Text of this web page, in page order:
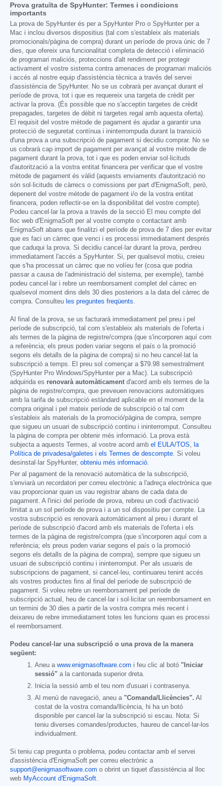
Prova gratuïta de SpyHunter: Termes i condicions
importants
La prova de SpyHunter és per a SpyHunter Pro o SpyHunter per a
Mac i inclou diversos dispositius (tal com s'estableix als materials
promocionals/pàgina de compra) durant un període de prova únic de 7
dies, que ofereix una funcionalitat completa de detecció i eliminació
de programari maliciós, proteccions d'alt rendiment per protegir
activament el vostre sistema contra amenaces de programari maliciós
i accés al nostre equip d'assistència tècnica a través del servei
d'assistència de SpyHunter. No se us cobrarà per avançat durant el
període de prova, tot i que es requereix una targeta de crèdit per
activar la prova. (És possible que no s'acceptin targetes de crèdit
prepagades, targetes de dèbit ni targetes regal amb aquesta oferta).
El requisit del vostre mètode de pagament és ajudar a garantir una
protecció de seguretat contínua i ininterrompuda durant la transició
d'una prova a una subscripció de pagament si decidiu comprar. No se
us cobrarà cap import de pagament per avançat al vostre mètode de
pagament durant la prova, tot i que es poden enviar sol·licituds
d'autorització a la vostra entitat financera per verificar que el vostre
mètode de pagament és vàlid (aquests enviaments d'autorització no
són sol·licituds de càrrecs o comissions per part d'EnigmaSoft, però,
depenent del vostre mètode de pagament i/o de la vostra entitat
financera, poden reflectir-se en la disponibilitat del vostre compte).
Podeu cancel·lar la prova a través de la secció El meu compte del
lloc web d'EnigmaSoft per al vostre compte o contactant amb
EnigmaSoft abans que finalitzi el període de prova de 7 dies per evitar
que es faci un càrrec que venci i es processi immediatament després
que caduqui la prova. Si decidiu cancel·lar durant la prova, perdreu
immediatament l'accés a SpyHunter. Si, per qualsevol motiu, creieu
que s'ha processat un càrrec que no volíeu fer (cosa que podria
passar a causa de l'administració del sistema, per exemple), també
podeu cancel·lar i rebre un reemborsament complet del càrrec en
qualsevol moment dins dels 30 dies posteriors a la data del càrrec de
compra. Consulteu les preguntes freqüents
Al final de la prova, se us facturarà immediatament pel preu i pel
període de subscripció, tal com s'estableix als materials de l'oferta i
als termes de la pàgina de registre/compra (que s'incorporen aquí com
a referència; els preus poden variar segons el país o la promoció
segons els detalls de la pàgina de compra) si no heu cancel·lat la
subscripció a temps. El preu sol començar a $79.98 semestralment
(SpyHunter Pro Windows/SpyHunter per a Mac). La subscripció
adquirida es renovarà automàticament d'acord amb els termes de la
pàgina de registre/compra, que preveuen renovacions automàtiques
amb la tarifa de subscripció estàndard aplicable en el moment de la
compra original i pel mateix període de subscripció o tal com
s'estableix als materials de la promoció/pàgina de compra, sempre
que sigueu un usuari de subscripció continu i ininterromput. Consulteu
la pàgina de compra per obtenir més informació. La prova està
subjecta a aquests Termes, al vostre acord amb el EULA/TOS
la
Política de privadesa/galetes i els Termes de descompte . Si voleu
desinstal·lar SpyHunter, obteniu més informació
Per al pagament de la renovació automàtica de la subscripció,
s'enviarà un recordatori per correu electrònic a l'adreça electrònica que
vau proporcionar quan us vau registrar abans de cada data de
pagament. A l'inici del període de prova, rebreu un codi d'activació
limitat a un sol període de prova i a un sol dispositiu per compte. La
vostra subscripció es renovarà automàticament al preu i durant el
període de subscripció d'acord amb els materials de l'oferta i els
termes de la pàgina de registre/compra (que s'incorporen aquí com a
referència; els preus poden variar segons el país o la promoció
segons els detalls de la pàgina de compra), sempre que sigueu un
usuari de subscripció continu i ininterromput. Per als usuaris de
subscripcions de pagament, si cancel·leu, continuareu tenint accés
als vostres productes fins al final del període de subscripció de
pagament. Si voleu rebre un reemborsament pel període de
subscripció actual, heu de cancel·lar i sol·licitar un reemborsament en
un termini de 30 dies a partir de la vostra compra més recent i
deixareu de rebre immediatament totes les funcions quan es processi
el reemborsament.
Podeu cancel·lar una subscripció o una prova de la manera
següent:
Aneu a www.enigmasoftware.com i feu clic al botó "Iniciar
sessió" a la cantonada superior dreta.
Inicia la sessió amb el teu nom d'usuari i contrasenya.
Al menú de navegació, aneu a "Comanda/Llicències". Al
costat de la vostra comanda/llicència, hi ha un botó
disponible per cancel·lar la subscripció si escau. Nota: Si
teniu diverses comandes/productes, haureu de cancel·lar-los
individualment.
Si teniu cap pregunta o problema, podeu contactar amb el servei
d'assistència d'EnigmaSoft per correu electrònic a
support@enigmasoftware.com o obrint un tiquet d'assistència al lloc
web MyAccount d'EnigmaSoft.